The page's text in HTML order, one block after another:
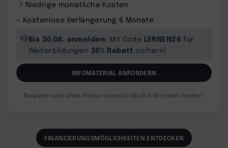
Niedrige monatliche Kosten
+ Kostenlose Verlängerung 6 Monate
Bis 30.08. anmelden: Mit Code LERNEN26 für
Weiterbildungen 30% Rabatt sichern!
INFOMATERIAL ANFORDERN
Bequem und ohne Risiko unverbindlich 4 Wochen testen.
FINANZIERUNGSMÖGLICHKEITEN ENTDECKEN